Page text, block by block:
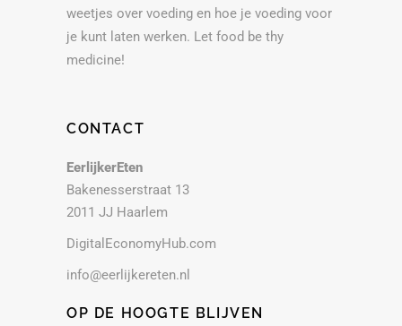
weetjes over voeding en hoe je voeding voor
je kunt laten werken. Let food be thy
medicine!
CONTACT
EerlijkerEten
Bakenesserstraat 13
2011 JJ Haarlem
DigitalEconomyHub.com
info@eerlijkereten.nl
OP DE HOOGTE BLIJVEN